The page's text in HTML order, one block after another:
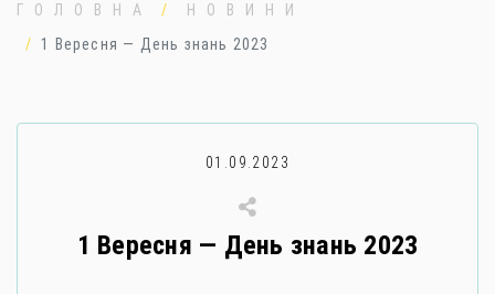
ГОЛОВНА
НОВИНИ
1 Вересня — День знань 2023
01.09.2023
1 Вересня — День знань 2023